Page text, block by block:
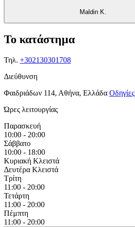
Maldin K.
Το κατάστημα
Τηλ. +302130301708
Διεύθυνση
Φαιδριάδων 114, Αθήνα, Ελλάδα Οδηγίες
Ώρες λειτουργίας
Παρασκευή
10:00 - 20:00
Σάββατο
10:00 - 18:00
Κυριακή Κλειστά
Δευτέρα Κλειστά
Τρίτη
11:00 - 20:00
Τετάρτη
11:00 - 20:00
Πέμπτη
11:00 - 20:00